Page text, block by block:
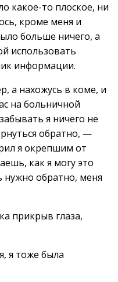
какое-то плоское, ни
кроме меня и
больше ничего, а
использовать
информации.
а нахожусь в коме, и
на больничной
я ничего не
обратно, —
я окрепшим от
как я могу это
нужно обратно, меня
прикрыв глаза,
я тоже была